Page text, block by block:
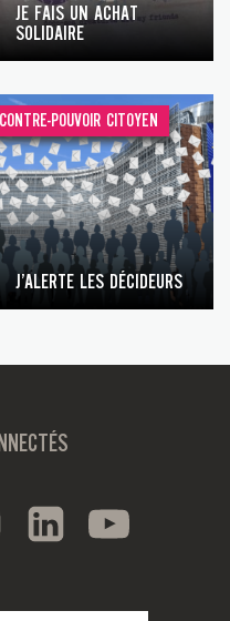
JE FAIS UN ACHAT
SOLIDAIRE
CONTRE-POUVOIR CITOYEN
J’ALERTE LES DÉCIDEURS